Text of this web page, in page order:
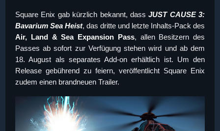
Square Enix gab kürzlich bekannt, dassJUST CAUSE 3:
Bavarium Sea Heist, das dritte und letzte Inhalts-Pack des
Air, Land & Sea Expansion Pass, allen Besitzern des
Passes ab sofort zur Verfügung stehen wird und ab dem
18. August als separates Add-on erhältlich ist. Um den
Release gebührend zu feiern, veröffentlicht Square Enix
zudem einen brandneuen Trailer.